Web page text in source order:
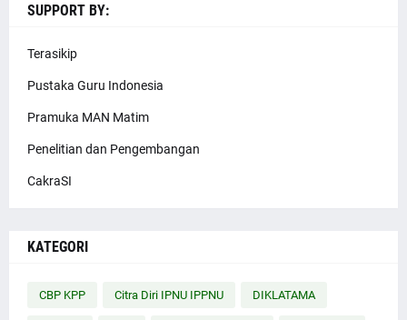
SUPPORT BY:
Terasikip
Pustaka Guru Indonesia
Pramuka MAN Matim
Penelitian dan Pengembangan
CakraSI
KATEGORI
CBP KPP Citra Diri IPNU IPPNU DIKLATAMA